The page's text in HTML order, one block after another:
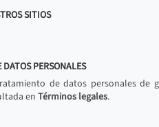
SITIOS
PERSONALES
de datos personales de
en Términos legales.